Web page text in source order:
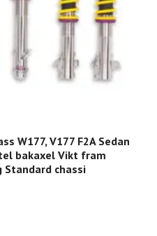
W177, V177 F2A Sedan
bakaxel Vikt fram
Standard chassi